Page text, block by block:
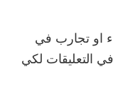
او تجارب في
التعليقات لكي